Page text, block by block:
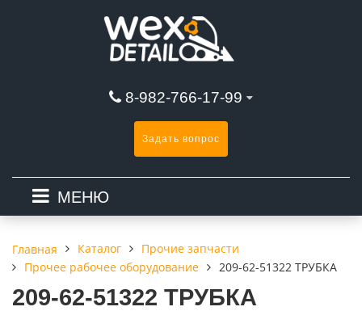
8-982-766-17-99
Задать вопрос
МЕНЮ
Главная Каталог
Прочие запчасти
Прочее рабочее оборудование
209-62-51322 ТРУБКА
209-62-51322 ТРУБКА